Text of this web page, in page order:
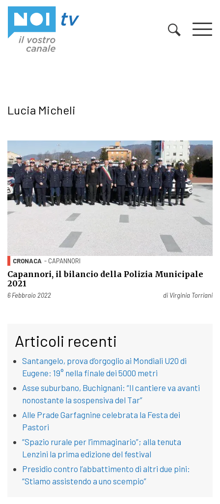
Lucia Micheli
CRONACA - CAPANNORI
Capannori, il bilancio della Polizia Municipale
2021
Pubblicato il
6 Febbraio 2022 di Virginia Torriani
Articoli recenti
Santangelo, prova d’orgoglio ai Mondiali U20 di
Eugene: 19° nella finale dei 5000 metri
Asse suburbano, Buchignani: “Il cantiere va avanti
nonostante la sospensiva del Tar”
Alle Prade Garfagnine celebrata la Festa dei
Pastori
“Spazio rurale per l’immaginario”; alla tenuta
Lenzini la prima edizione del festival
Presidio contro l’abbattimento di altri due pini:
“Stiamo assistendo a uno scempio”